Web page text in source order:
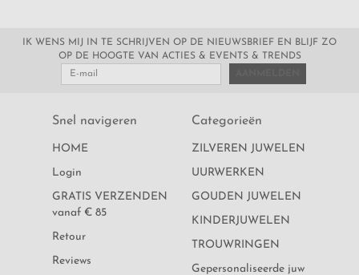
ROOS 1835
ROCA ATELIER BARCELONA
SWING JEWELS
IK WENS MIJ IN TE SCHRIJVEN OP DE NIEUWSBRIEF EN BLIJF ZO
OP DE HOOGTE VAN ACTIES & EVENTS & TRENDS
Snel navigeren
HOME
Login
GRATIS VERZENDEN
vanaf € 85
Retour
Reviews
Categorieën
ZILVEREN JUWELEN
UURWERKEN
GOUDEN JUWELEN
KINDERJUWELEN
TROUWRINGEN
Gepersonaliseerde juw